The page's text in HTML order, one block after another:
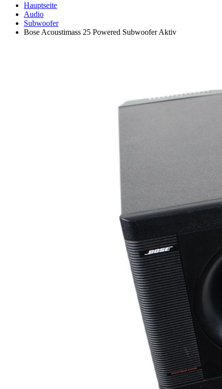
Hauptseite
Audio
Subwoofer
Bose Acoustimass 25 Powered Subwoofer Aktiv